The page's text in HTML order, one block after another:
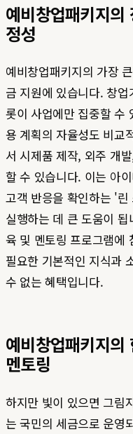
예비창업패키지
정성
예비창업패키지의 가장
금 지원에 있습니다. 창
롯이 사업에만 집중할 수
용 계획의 자율성도 비교
서 시제품 제작, 외주 개
할 수 있습니다. 이는 아
고객 반응을 확인하는 '
실행하는 데 큰 도움이
육 및 멘토링 프로그램에
필요한 기본적인 지식과
수 없는 혜택입니다.
예비창업패키지의
멘토링
하지만 빛이 있으면 그림
는 국민의 세금으로 운영